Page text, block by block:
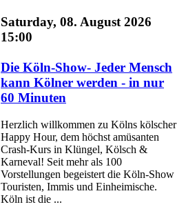
Saturday, 08. August 2026
15:00
Die Köln-Show- Jeder Mensch
kann Kölner werden - in nur
60 Minuten
Herzlich willkommen zu Kölns kölscher
Happy Hour, dem höchst amüsanten
Crash-Kurs in Klüngel, Kölsch &
Karneval! Seit mehr als 100
Vorstellungen begeistert die Köln-Show
Touristen, Immis und Einheimische.
Köln ist die ...